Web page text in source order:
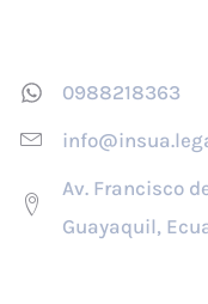
0988218363
Av. Francisco
Guayaquil,